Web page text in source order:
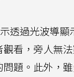
透過光波導顯
看，旁人無
題。此外，